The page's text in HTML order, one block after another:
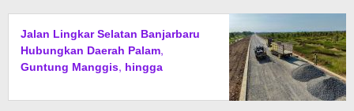
Jalan Lingkar Selatan Banjarbaru
Hubungkan Daerah Palam,
Guntung Manggis, hingga
dan Buka Kawasan Baru